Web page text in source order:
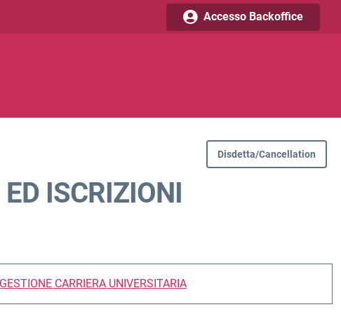
Accesso Backoffice
Disdetta/Cancellation
ISCRIZIONI
GESTIONE CARRIERA UNIVERSITARIA